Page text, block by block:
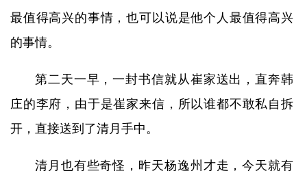
最值得高兴的事情，也可以说是他个人最值得高兴
的事情。
第二天一早，一封书信就从崔家送出，直奔韩
庄的李府，由于是崔家来信，所以谁都不敢私自拆
开，直接送到了清月手中。
清月也有些奇怪，昨天杨逸州才走，今天就有